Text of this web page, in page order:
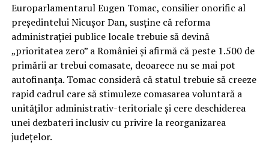
Europarlamentarul Eugen Tomac, consilier onorific al
președintelui Nicușor Dan, susține că reforma
administrației publice locale trebuie să devină
„prioritatea zero” a României și afirmă că peste 1.500 de
primării ar trebui comasate, deoarece nu se mai pot
autofinanța. Tomac consideră că statul trebuie să creeze
rapid cadrul care să stimuleze comasarea voluntară a
unităților administrativ-teritoriale și cere deschiderea
unei dezbateri inclusiv cu privire la reorganizarea
județelor.